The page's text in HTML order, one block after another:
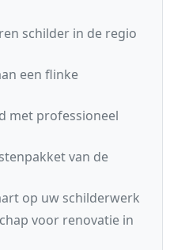
schilder in de regio
een flinke
met professioneel
van de
op uw schilderwerk
voor renovatie in